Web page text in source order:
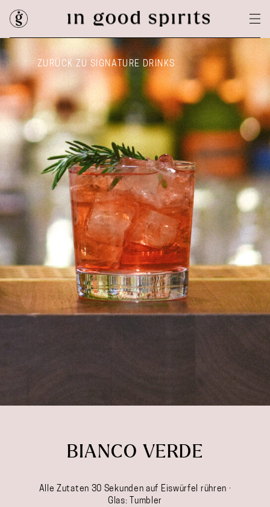
ZURÜCK ZU SIGNATURE DRINKS
BIANCO VERDE
Alle Zutaten 30 Sekunden auf Eiswürfel rühren ·
Glas: Tumbler